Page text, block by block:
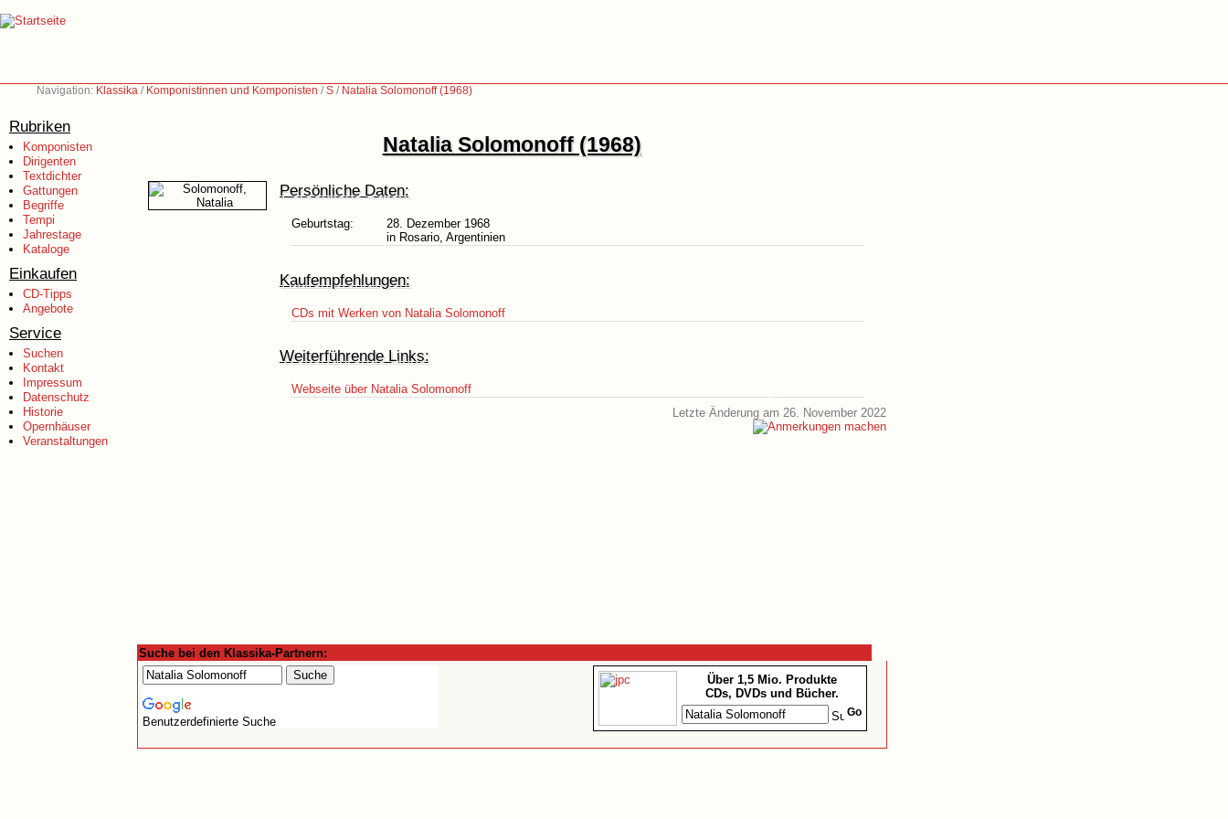
Navigation: Klassika / Komponistinnen und Komponisten /S / Natalia Solomonoff (1968)
Rubriken
Komponisten
Dirigenten
Textdichter
Gattungen
Begriffe
Tempi
Jahrestage
Kataloge
Einkaufen
CD-Tipps
Angebote
Service
Suchen
Kontakt
Impressum
Datenschutz
Historie
Opernhäuser
Veranstaltungen
Natalia Solomonoff (1968)
Persönliche Daten:
Geburtstag:
28. Dezember 1968
in Rosario, Argentinien
Kaufempfehlungen:
CDs mit Werken von Natalia Solomonoff
Weiterführende Links:
Webseite über Natalia Solomonoff
Letzte Änderung am 26. November 2022
Suche bei den Klassika-Partnern:
Benutzerdefinierte Suche
Über 1,5 Mio. Produkte
CDs, DVDs und Bücher.
Go